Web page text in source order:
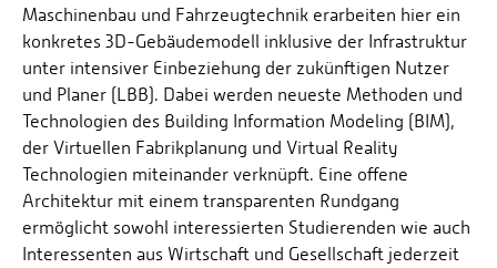
Maschinenbau und Fahrzeugtechnik erarbeiten hier ein
konkretes 3D-Gebäudemodell inklusive der Infrastruktur
unter intensiver Einbeziehung der zukünftigen Nutzer
und Planer (LBB). Dabei werden neueste Methoden und
Technologien des Building Information Modeling (BIM),
der Virtuellen Fabrikplanung und Virtual Reality
Technologien miteinander verknüpft. Eine offene
Architektur mit einem transparenten Rundgang
ermöglicht sowohl interessierten Studierenden wie auch
Interessenten aus Wirtschaft und Gesellschaft jederzeit